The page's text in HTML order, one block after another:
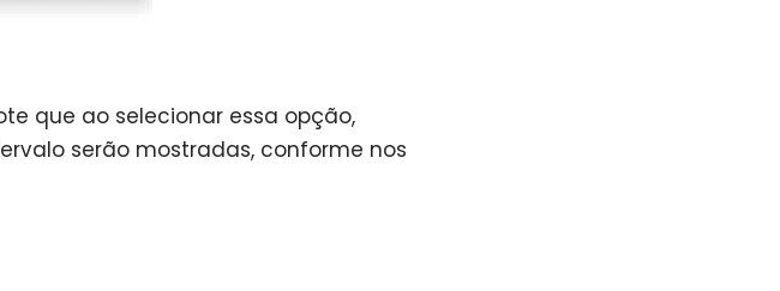
que ao selecionar essa opção,
serão mostradas, conforme nos